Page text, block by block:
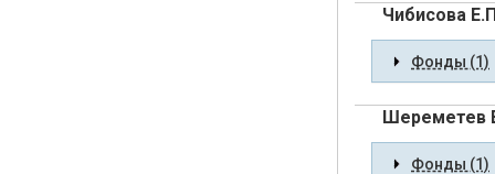
Чибисова
Фонды (1)
Шереметев
Фонды (1)